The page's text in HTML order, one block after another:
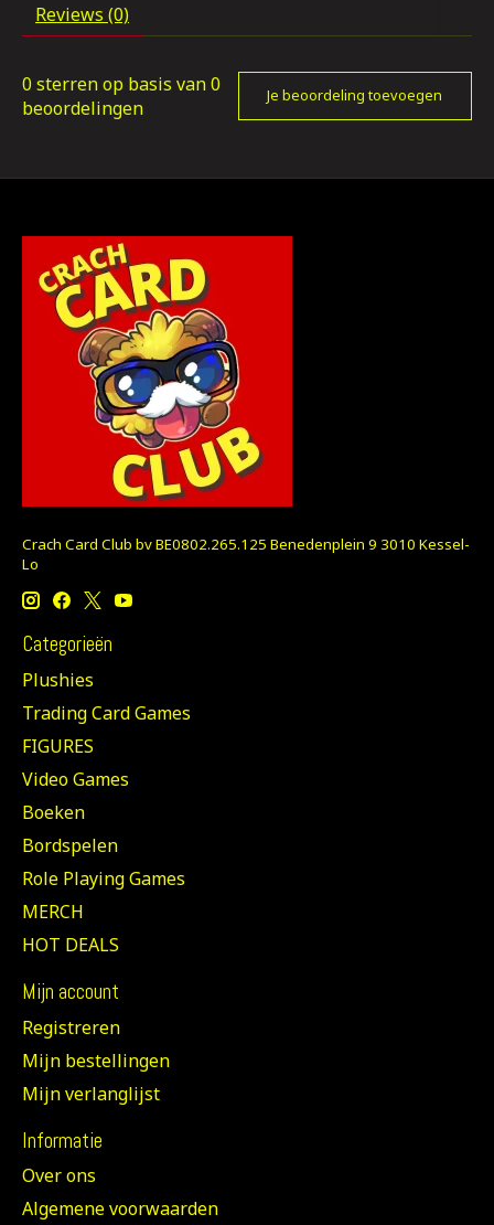
Reviews (0)
0 sterren op basis van0
beoordelingen
Je beoordeling toevoegen
Crach Card Club bv BE0802.265.125 Benedenplein 9 3010 Kessel-
Lo
Categorieën
Plushies
Trading Card Games
FIGURES
Video Games
Boeken
Bordspelen
Role Playing Games
MERCH
HOT DEALS
Mijn account
Registreren
Mijn bestellingen
Mijn verlanglijst
Informatie
Over ons
Algemene voorwaarden